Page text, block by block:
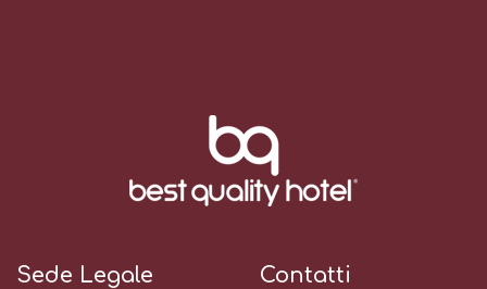
Sede Legale Contatti